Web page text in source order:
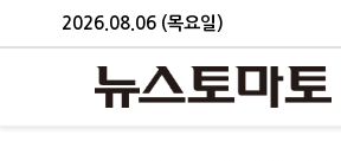
2026.08.06 (목요일)